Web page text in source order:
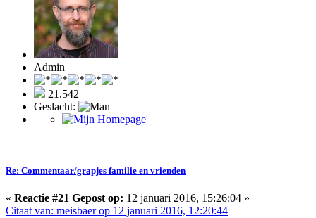
Admin
21.542
Geslacht:
Re: Commentaar/grapjes familie en vrienden
« Reactie #21 Gepost op: 12 januari 2016, 15:26:04 »
Citaat van: meisbaer op 12 januari 2016, 12:20:44